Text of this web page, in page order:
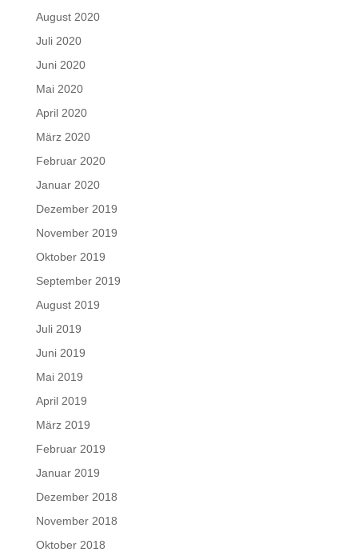
August 2020
Juli 2020
Juni 2020
Mai 2020
April 2020
März 2020
Februar 2020
Januar 2020
Dezember 2019
November 2019
Oktober 2019
September 2019
August 2019
Juli 2019
Juni 2019
Mai 2019
April 2019
März 2019
Februar 2019
Januar 2019
Dezember 2018
November 2018
Oktober 2018